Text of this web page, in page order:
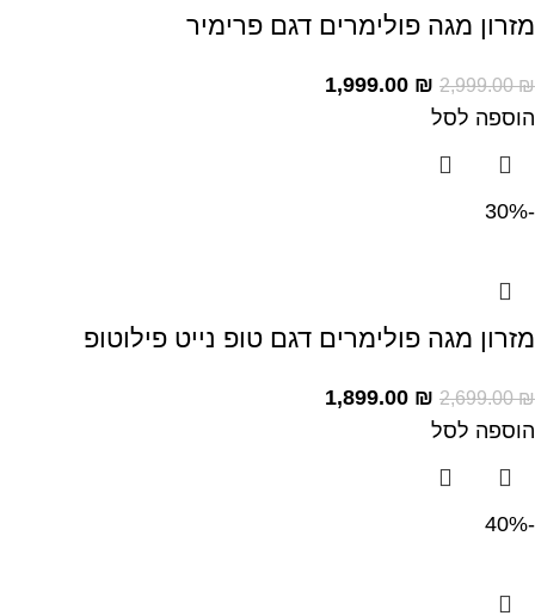
מזרון מגה פולימרים דגם פרימיר
2,999.00₪
1,999.00 ₪
הוספה לסל
-30%
מזרון מגה פולימרים דגם טופ נייט פילוטופ
2,699.00₪
1,899.00 ₪
הוספה לסל
-40%